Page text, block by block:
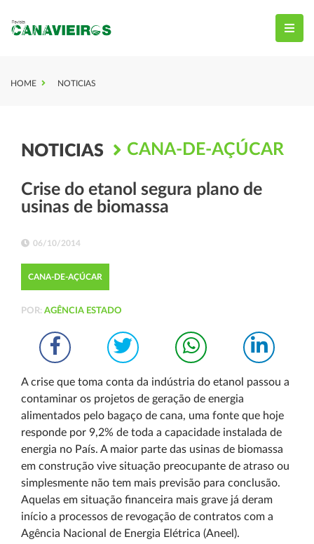
HOME NOTICIAS
NOTICIAS CANA-DE-AÇÚCAR
Crise do etanol segura plano de
usinas de biomassa
06/10/2014
CANA-DE-AÇÚCAR
POR: AGÊNCIA ESTADO
A crise que toma conta da indústria do etanol passou a
contaminar os projetos de geração de energia
alimentados pelo bagaço de cana, uma fonte que hoje
responde por 9,2% de toda a capacidade instalada de
energia no País. A maior parte das usinas de biomassa
em construção vive situação preocupante de atraso ou
simplesmente não tem mais previsão para conclusão.
Aquelas em situação financeira mais grave já deram
início a processos de revogação de contratos com a
Agência Nacional de Energia Elétrica (Aneel).